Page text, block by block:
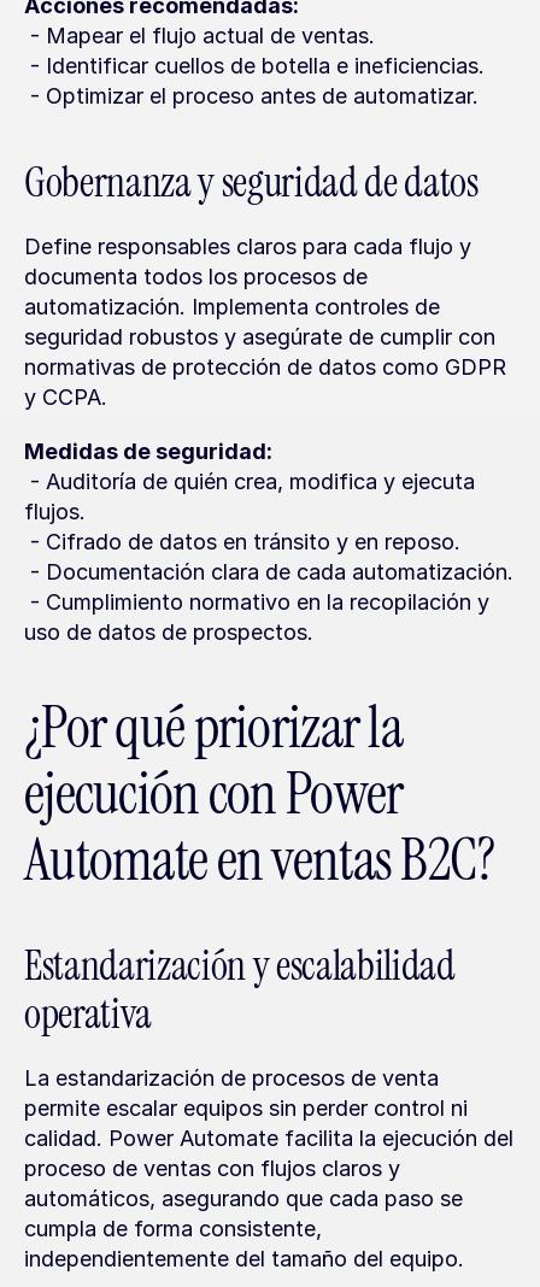
Acciones recomendadas:
- Mapear el flujo actual de ventas.
- Identificar cuellos de botella e ineficiencias.
- Optimizar el proceso antes de automatizar.
Gobernanza y seguridad de datos
Define responsables claros para cada flujo y
documenta todos los procesos de
automatización. Implementa controles de
seguridad robustos y asegúrate de cumplir con
normativas de protección de datos como GDPR
y CCPA.
Medidas de seguridad:
flujos.
- Cifrado de datos en tránsito y en reposo.
- Documentación clara de cada automatización.
uso de datos de prospectos.
¿Por qué priorizar la
ejecución con Power
Automate en ventas B2C?
Estandarización y escalabilidad
operativa
La estandarización de procesos de venta
permite escalar equipos sin perder control ni
calidad. Power Automate facilita la ejecución del
proceso de ventas con flujos claros y
automáticos, asegurando que cada paso se
cumpla de forma consistente,
independientemente del tamaño del equipo.